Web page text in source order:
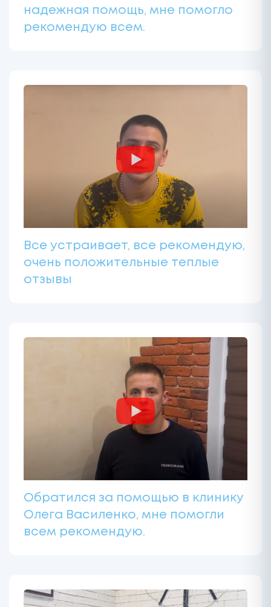
надежная помощь, мне помогло
рекомендую всем.
Все устраивает, все рекомендую,
очень положительные теплые
отзывы
Обратился за помощью в клинику
Олега Василенко, мне помогли
всем рекомендую.